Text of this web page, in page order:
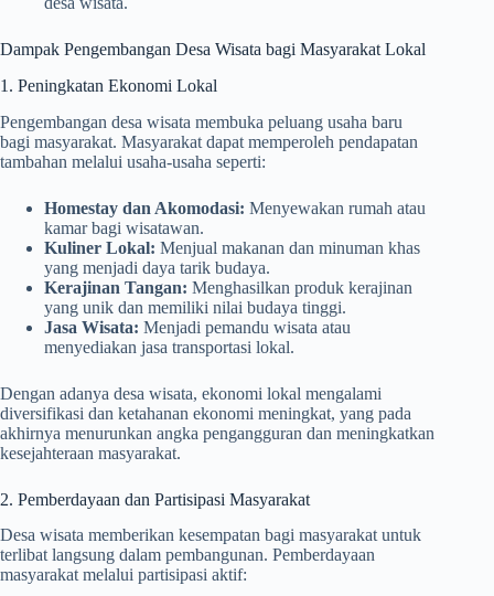
Dampak Pengembangan Desa Wisata bagi Masyarakat Lokal
1. Peningkatan Ekonomi Lokal
Pengembangan desa wisata membuka peluang usaha baru
bagi masyarakat. Masyarakat dapat memperoleh pendapatan
tambahan melalui usaha-usaha seperti:
Homestay dan Akomodasi: Menyewakan rumah atau
kamar bagi wisatawan.
Kuliner Lokal: Menjual makanan dan minuman khas
yang menjadi daya tarik budaya.
Kerajinan Tangan: Menghasilkan produk kerajinan
yang unik dan memiliki nilai budaya tinggi.
Jasa Wisata: Menjadi pemandu wisata atau
menyediakan jasa transportasi lokal.
Dengan adanya desa wisata, ekonomi lokal mengalami
diversifikasi dan ketahanan ekonomi meningkat, yang pada
akhirnya menurunkan angka pengangguran dan meningkatkan
kesejahteraan masyarakat.
2. Pemberdayaan dan Partisipasi Masyarakat
Desa wisata memberikan kesempatan bagi masyarakat untuk
terlibat langsung dalam pembangunan. Pemberdayaan
masyarakat melalui partisipasi aktif: